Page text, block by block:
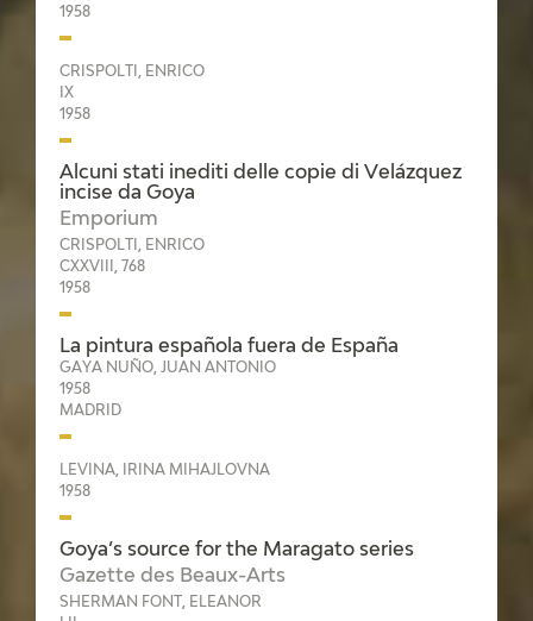
FRANCISCO DE GOYA
EL VIAJE DE GOYA
CATÁLOGO
EDICIONES
PUBLICACIONES
1958
CRISPOLTI, ENRICO
IX
1958
Alcuni stati inediti delle copie di Velázquez
incise da Goya
Emporium
CRISPOLTI, ENRICO
CXXVIII, 768
1958
La pintura española fuera de España
GAYA NUÑO, JUAN ANTONIO
1958
MADRID
LEVINA, IRINA MIHAJLOVNA
1958
Goya’s source for the Maragato series
Gazette des Beaux-Arts
SHERMAN FONT, ELEANOR